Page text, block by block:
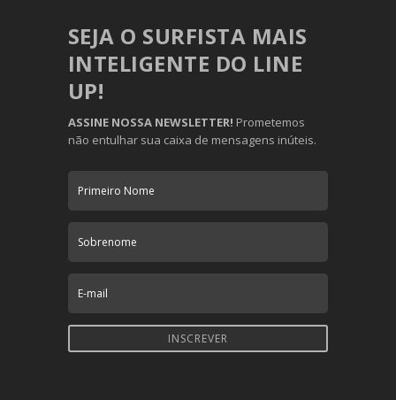
SEJA O SURFISTA MAIS
INTELIGENTE DO LINE
UP!
ASSINE NOSSA NEWSLETTER! Prometemos
não entulhar sua caixa de mensagens inúteis.
INSCREVER